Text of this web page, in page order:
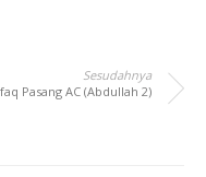
Sesudahnya
Pasang AC (Abdullah 2)